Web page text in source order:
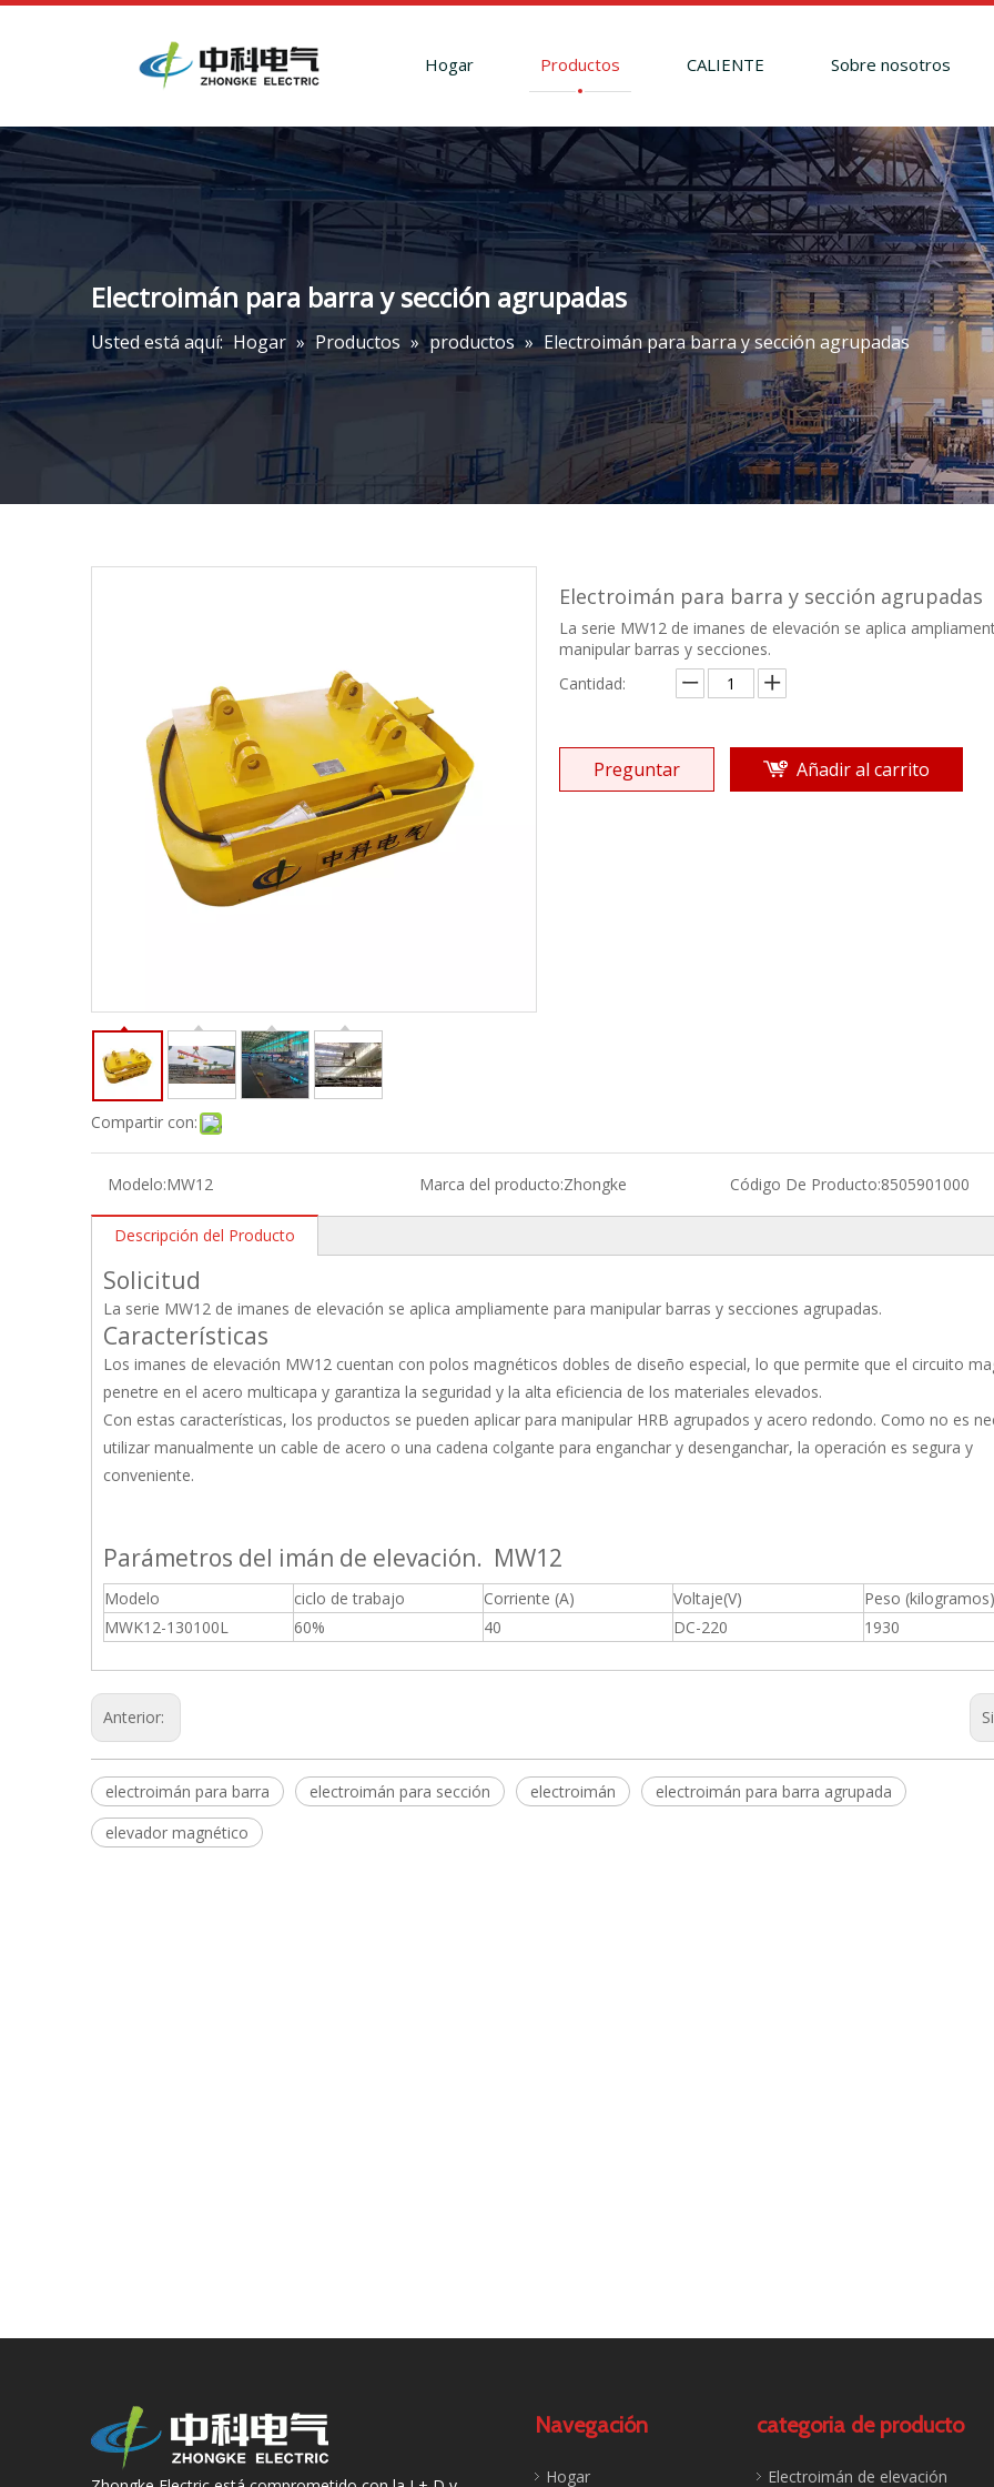
Hogar Productos CALIENTE Sobre nosotros
Electroimán para barra y sección agrupadas
Usted está aquí: Hogar » Productos » productos » Electroimán para barra y sección agrupadas
Compartir con:
Electroimán para barra y sección agrupadas
La serie MW12 de imanes de elevación se aplica
manipular barras y secciones.
Cantidad:
Preguntar Añadir al carrito
Modelo:MW12 Marca del producto:Zhongke Código De Producto:8505901000
Descripción del Producto
Solicitud
La serie MW12 de imanes de elevación se aplica ampliamente para manipular barras y secciones agrupadas.
Características
Los imanes de elevación MW12 cuentan con polos magnéticos dobles de diseño especial, lo que permite que el circuito
penetre en el acero multicapa y garantiza la seguridad y la alta eficiencia de los materiales elevados.
Con estas características, los productos se pueden aplicar para manipular HRB agrupados y acero redondo. Como no es
utilizar manualmente un cable de acero o una cadena colgante para enganchar y desenganchar, la operación es segura y
conveniente.
Parámetros del imán de elevación. MW12
Modelo ciclo de trabajo Corriente (A) Voltaje(V)
Peso (kilogramos)
MWK12-130100L
60% 40 DC-220 1930
Anterior:
electroimán para barra electroimán para sección electroimán
electroimán para barra agrupada
elevador magnético
Navegación
Hogar
categoria de producto
Electroimán de elevación